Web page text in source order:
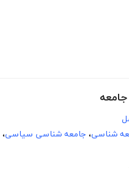
شناسی، جامعه شناسی سیاسی،